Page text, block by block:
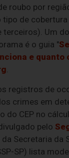
roubo por
de
terceiros). Um
é o guia "
e quanto
registros de
crimes em
do CEP no
pelo
Secretaria da
SP) lista